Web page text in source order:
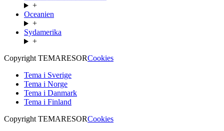
+
Oceanien
+
Sydamerika
+
Copyright TEMARESORCookies
Tema i Sverige
Tema i Norge
Tema i Danmark
Tema i Finland
Copyright TEMARESORCookies